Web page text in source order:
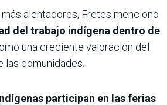
alentadores, Fretes mencionó
del trabajo indígena dentro de
una creciente valoración del
comunidades.
participan en las ferias